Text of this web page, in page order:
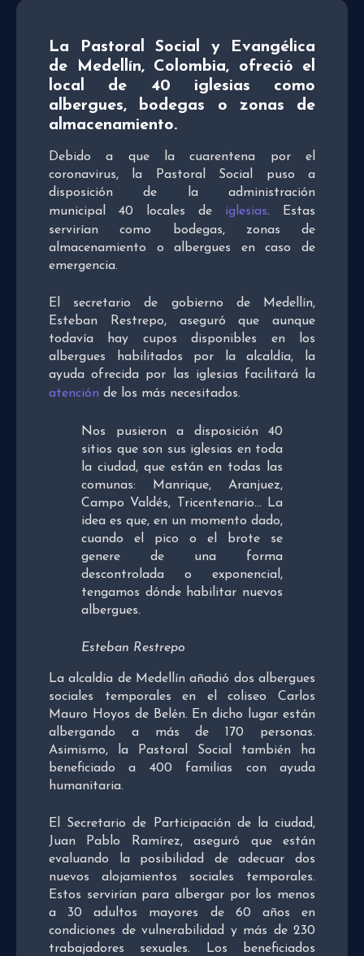
La Pastoral Social y Evangélica
de Medellín, Colombia, ofreció el
local de 40 iglesias como
albergues, bodegas o zonas de
almacenamiento.
Debido a que la cuarentena por el
coronavirus, la Pastoral Social puso a
disposición de la administración
municipal 40 locales de iglesias. Estas
servirían como bodegas, zonas de
almacenamiento o albergues en caso de
emergencia.
El secretario de gobierno de Medellín,
Esteban Restrepo, aseguró que aunque
todavía hay cupos disponibles en los
albergues habilitados por la alcaldía, la
ayuda ofrecida por las iglesias facilitará la
atención de los más necesitados.
Nos pusieron a disposición 40
sitios que son sus iglesias en toda
la ciudad, que están en todas las
comunas: Manrique, Aranjuez,
Campo Valdés, Tricentenario… La
idea es que, en un momento dado,
cuando el pico o el brote se
genere de una forma
descontrolada o exponencial,
tengamos dónde habilitar nuevos
albergues.
Esteban Restrepo
La alcaldía de Medellín añadió dos albergues
sociales temporales en el coliseo Carlos
Mauro Hoyos de Belén. En dicho lugar están
albergando a más de 170 personas.
Asimismo, la Pastoral Social también ha
beneficiado a 400 familias con ayuda
humanitaria.
El Secretario de Participación de la ciudad,
Juan Pablo Ramírez, aseguró que están
evaluando la posibilidad de adecuar dos
nuevos alojamientos sociales temporales.
Estos servirían para albergar por los menos
a 30 adultos mayores de 60 años en
condiciones de vulnerabilidad y más de 230
trabajadores sexuales. Los beneficiados